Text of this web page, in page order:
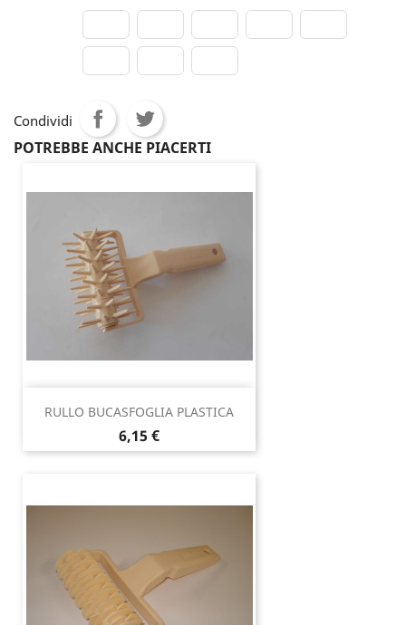
Condividi
POTREBBE ANCHE PIACERTI
RULLO BUCASFOGLIA PLASTICA
Prezzo
6,15 €